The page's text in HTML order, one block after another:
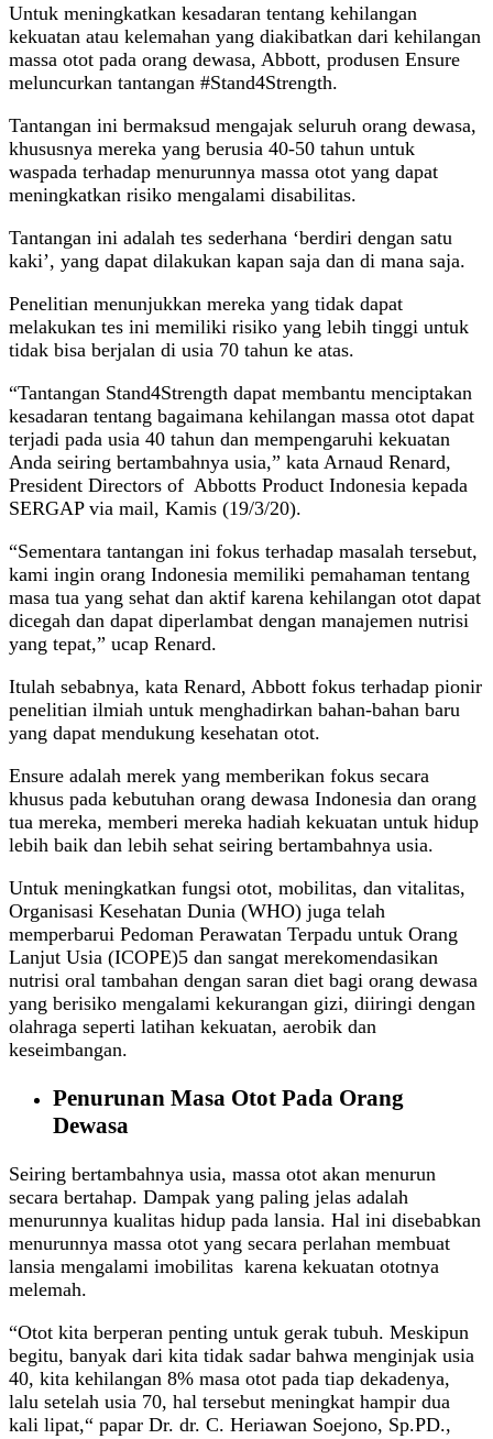
Untuk meningkatkan kesadaran tentang kehilangan
kekuatan atau kelemahan yang diakibatkan dari kehilangan
massa otot pada orang dewasa, Abbott, produsen Ensure
meluncurkan tantangan #Stand4Strength.
Tantangan ini bermaksud mengajak seluruh orang dewasa,
khususnya mereka yang berusia 40-50 tahun untuk
waspada terhadap menurunnya massa otot yang dapat
meningkatkan risiko mengalami disabilitas.
Tantangan ini adalah tes sederhana ‘berdiri dengan satu
kaki’, yang dapat dilakukan kapan saja dan di mana saja.
Penelitian menunjukkan mereka yang tidak dapat
melakukan tes ini memiliki risiko yang lebih tinggi untuk
tidak bisa berjalan di usia 70 tahun ke atas.
“Tantangan Stand4Strength dapat membantu menciptakan
kesadaran tentang bagaimana kehilangan massa otot dapat
terjadi pada usia 40 tahun dan mempengaruhi kekuatan
Anda seiring bertambahnya usia,” kata Arnaud Renard,
President Directors of Abbotts Product Indonesia kepada
SERGAP via mail, Kamis (19/3/20).
“Sementara tantangan ini fokus terhadap masalah tersebut,
kami ingin orang Indonesia memiliki pemahaman tentang
masa tua yang sehat dan aktif karena kehilangan otot dapat
dicegah dan dapat diperlambat dengan manajemen nutrisi
yang tepat,” ucap Renard.
Itulah sebabnya, kata Renard, Abbott fokus terhadap pionir
penelitian ilmiah untuk menghadirkan bahan-bahan baru
yang dapat mendukung kesehatan otot.
Ensure adalah merek yang memberikan fokus secara
khusus pada kebutuhan orang dewasa Indonesia dan orang
tua mereka, memberi mereka hadiah kekuatan untuk hidup
lebih baik dan lebih sehat seiring bertambahnya usia.
Untuk meningkatkan fungsi otot, mobilitas, dan vitalitas,
Organisasi Kesehatan Dunia (WHO) juga telah
memperbarui Pedoman Perawatan Terpadu untuk Orang
Lanjut Usia (ICOPE)5 dan sangat merekomendasikan
nutrisi oral tambahan dengan saran diet bagi orang dewasa
yang berisiko mengalami kekurangan gizi, diiringi dengan
olahraga seperti latihan kekuatan, aerobik dan
keseimbangan.
Penurunan Masa Otot Pada Orang
Dewasa
Seiring bertambahnya usia, massa otot akan menurun
secara bertahap. Dampak yang paling jelas adalah
menurunnya kualitas hidup pada lansia. Hal ini disebabkan
menurunnya massa otot yang secara perlahan membuat
lansia mengalami imobilitas karena kekuatan ototnya
melemah.
“Otot kita berperan penting untuk gerak tubuh. Meskipun
begitu, banyak dari kita tidak sadar bahwa menginjak usia
40, kita kehilangan 8% masa otot pada tiap dekadenya,
lalu setelah usia 70, hal tersebut meningkat hampir dua
kali lipat,“ papar Dr. dr. C. Heriawan Soejono, Sp.PD.,